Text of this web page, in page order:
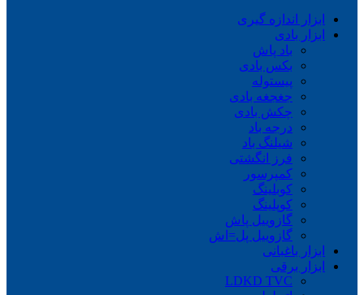
ابزار اندازه گیری
ابزار بادی
باد پاش
بکس بادی
پیستوله
جغجغه بادی
چکش بادی
درجه باد
شیلنگ باد
فرز انگشتی
کمپرسور
کوبلینگ
کوپلینگ
گازوییل پاش
گازوییل پل=اش
ابزار باغبانی
ابزار برقی
LDKD TVC